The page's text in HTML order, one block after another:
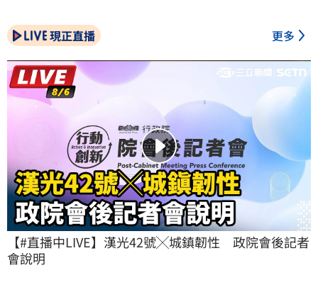
現正直播 更多
【#直播中LIVE】漢光42號╳城鎮韌性　政院會後記者
會說明